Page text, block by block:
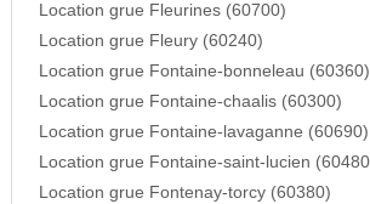
Location grue Fleurines (60700)
Location grue Fleury (60240)
Location grue Fontaine-bonneleau (60360)
Location grue Fontaine-chaalis (60300)
Location grue Fontaine-lavaganne (60690)
Location grue Fontaine-saint-lucien
Location grue Fontenay-torcy (60380)